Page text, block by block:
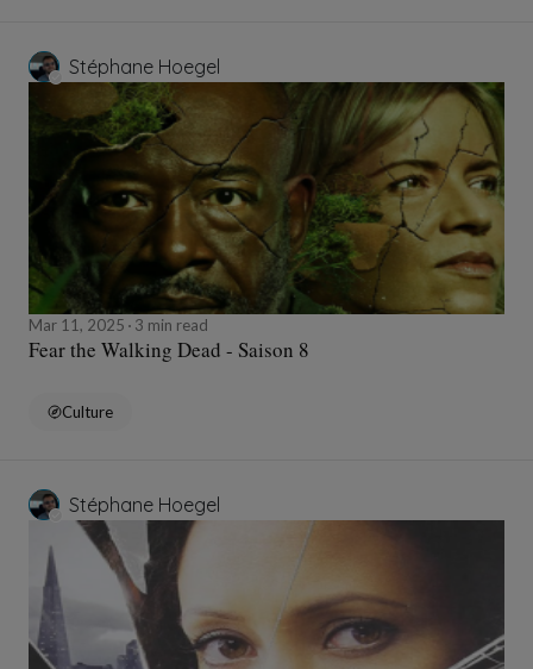
Stéphane Hoegel
Mar 11, 2025 3 min read
Fear the Walking Dead - Saison 8
Culture
Stéphane Hoegel